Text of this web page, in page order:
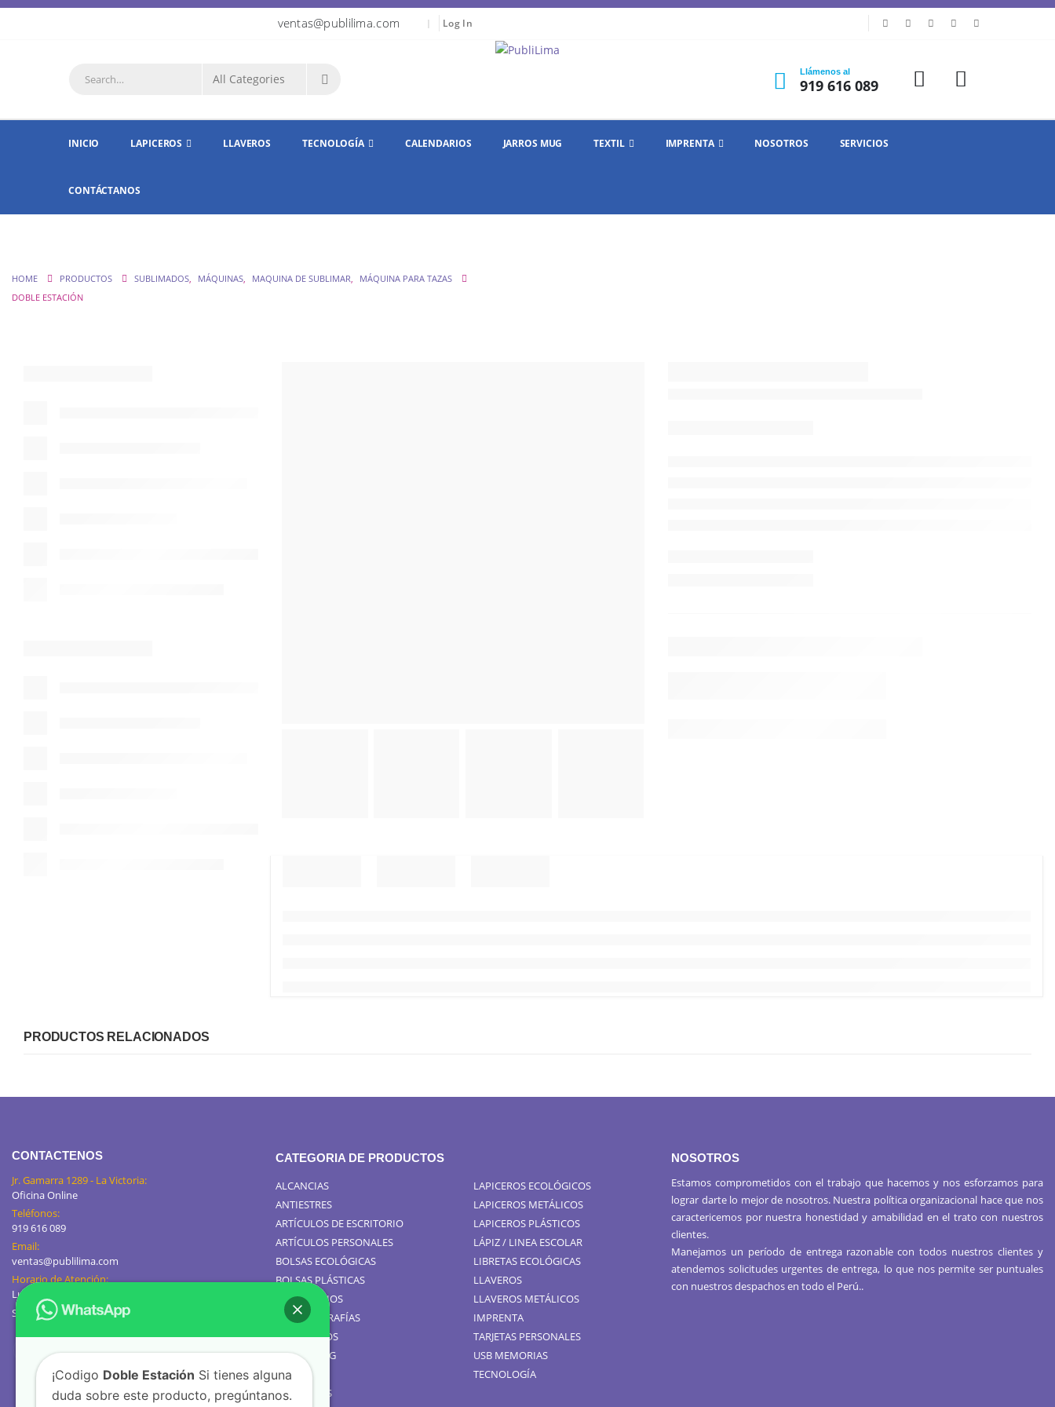
ventas@publilima.com | Log In
Llámenos al
919 616 089
INICIO LAPICEROS LLAVEROS TECNOLOGÍA CALENDARIOS JARROS MUG TEXTIL IMPRENTA NOSOTROS SERVICIOS
CONTÁCTANOS
HOME PRODUCTOS SUBLIMADOS, MÁQUINAS, MAQUINA DE SUBLIMAR,
MÁQUINA PARA TAZAS
DOBLE ESTACIÓN
PRODUCTOS RELACIONADOS
CONTACTENOS
Jr. Gamarra 1289 - La Victoria:
Oficina Online
Teléfonos:
919 616 089
Email:
ventas@publilima.com
Horario de Atención:
Lunes a Viernes / 9:00 AM - 8:00 PM
Sábados de 8am a 1pm
CATEGORIA DE PRODUCTOS
ALCANCIAS
ANTIESTRES
ARTÍCULOS DE ESCRITORIO
ARTÍCULOS PERSONALES
BOLSAS ECOLÓGICAS
BOLSAS PLÁSTICAS
CALENDARIOS
GIGANTOGRAFÍAS
TOMATODOS
JARROS MUG
TEXTIL
GOLOSINAS
LAPICEROS ECOLÓGICOS
LAPICEROS METÁLICOS
LAPICEROS PLÁSTICOS
LÁPIZ / LINEA ESCOLAR
LIBRETAS ECOLÓGICAS
LLAVEROS
LLAVEROS METÁLICOS
IMPRENTA
TARJETAS PERSONALES
USB MEMORIAS
TECNOLOGÍA
NOSOTROS
Estamos comprometidos con el trabajo que hacemos y nos esforzamos para
lograr darte lo mejor de nosotros. Nuestra política organizacional hace que nos
caractericemos por nuestra honestidad y amabilidad en el trato con nuestros
clientes.
Manejamos un período de entrega razonable con todos nuestros clientes y
atendemos solicitudes urgentes de entrega, lo que nos permite ser puntuales
con nuestros despachos en todo el Perú..
¡Codigo Doble Estación Si tienes alguna
duda sobre este producto, pregúntanos.